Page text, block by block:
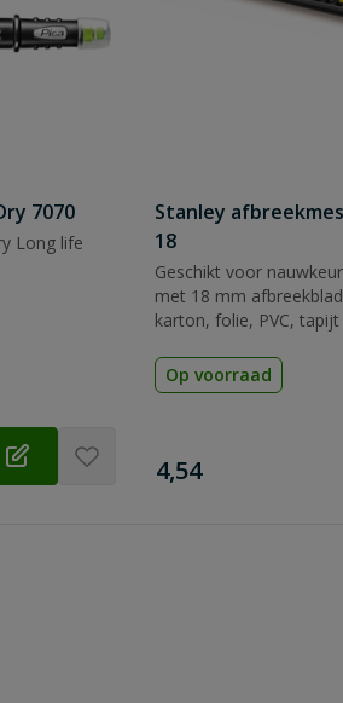
7070
Long life
Stanley
18
Geschikt voor
met 18 mm
karton, folie, PVC, tapijt
Op voorraad
€
4,54